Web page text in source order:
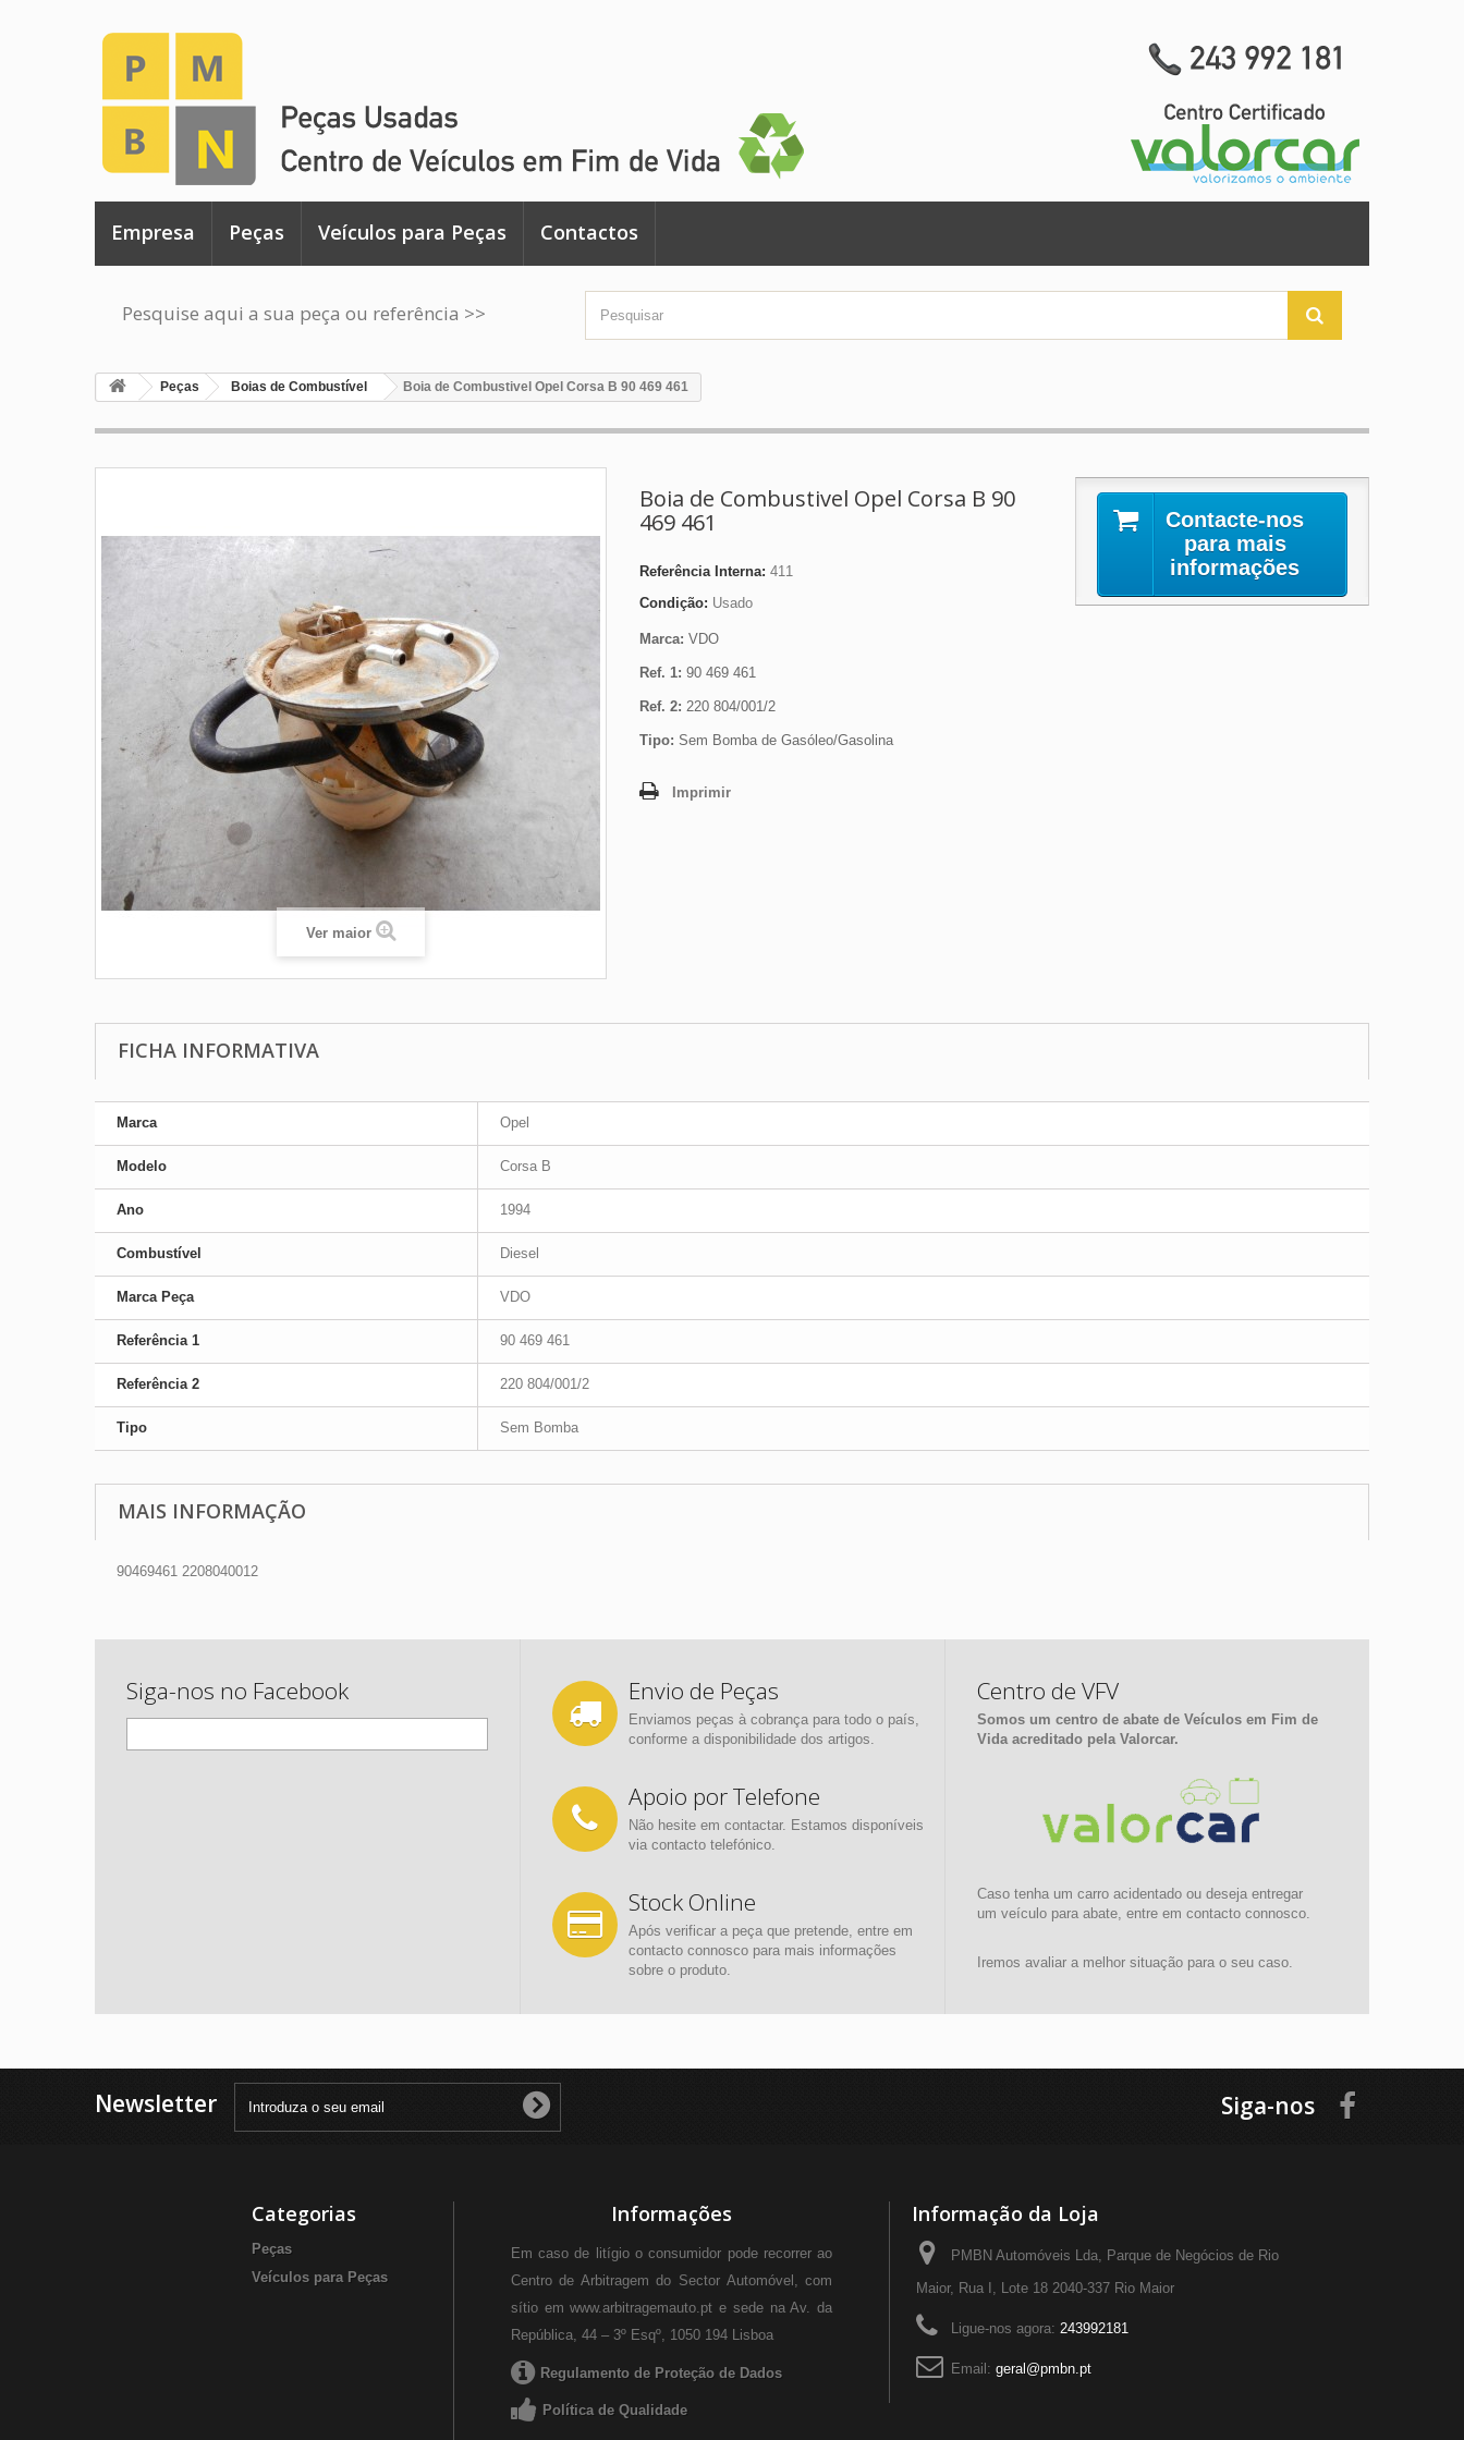
Empresa Peças Veículos para Peças Contactos
Pesquise aqui a sua peça ou referência >>
Peças Boias de Combustível Boia de Combustivel Opel Corsa B 90 469 461
Ver maior
Boia de Combustivel Opel Corsa B 90
469 461
Referência Interna: 411
Condição: Usado
Marca: VDO
Ref. 1: 90 469 461
Ref. 2: 220 804/001/2
Tipo: Sem Bomba de Gasóleo/Gasolina
Imprimir
Contacte-nos
para mais
informações
FICHA INFORMATIVA
Marca Opel
Modelo Corsa B
Ano 1994
Combustível Diesel
Marca Peça VDO
Referência 1 90 469 461
Referência 2 220 804/001/2
Tipo Sem Bomba
MAIS INFORMAÇÃO
90469461 2208040012
Siga-nos no Facebook Envio de Peças
Enviamos peças à cobrança para todo o país,
conforme a disponibilidade dos artigos.
Apoio por Telefone
Não hesite em contactar. Estamos disponíveis
via contacto telefónico.
Stock Online
Após verificar a peça que pretende, entre em
contacto connosco para mais informações
sobre o produto.
Centro de VFV
Somos um centro de abate de Veículos em Fim de
Vida acreditado pela Valorcar.
Caso tenha um carro acidentado ou deseja entregar
um veículo para abate, entre em contacto connosco.
Iremos avaliar a melhor situação para o seu caso.
Newsletter Siga-nos
Categorias
Peças
Veículos para Peças
Informações
Em caso de litígio o consumidor pode recorrer ao
Centro de Arbitragem do Sector Automóvel, com
sítio em www.arbitragemauto.pt e sede na Av. da
República, 44 – 3º Esqº, 1050 194 Lisboa
Regulamento de Proteção de Dados
Política de Qualidade
Informação da Loja
PMBN Automóveis Lda, Parque de Negócios de Rio
Maior, Rua I, Lote 18 2040-337 Rio Maior
Ligue-nos agora: 243992181
Email: geral@pmbn.pt